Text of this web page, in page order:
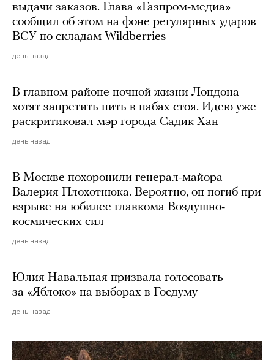
выдачи заказов. Глава «Газпром-медиа»
сообщил об этом на фоне регулярных ударов
ВСУ по складам Wildberries
день назад
В главном районе ночной жизни Лондона
хотят запретить пить в пабах стоя. Идею уже
раскритиковал мэр города Садик Хан
день назад
В Москве похоронили генерал-майора
Валерия Плохотнюка. Вероятно, он погиб при
взрыве на юбилее главкома Воздушно-
космических сил
день назад
Юлия Навальная призвала голосовать
за «Яблоко» на выборах в Госдуму
день назад